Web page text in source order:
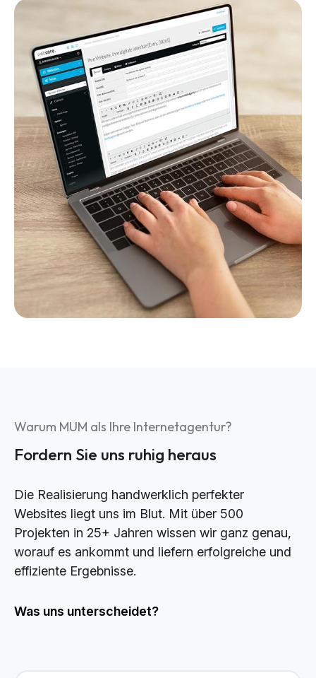
Warum MUM als Ihre Internetagentur?
Fordern Sie uns ruhig heraus
Die Realisierung handwerklich perfekter
Websites liegt uns im Blut. Mit über 500
Projekten in 25+ Jahren wissen wir ganz genau,
worauf es ankommt und liefern erfolgreiche und
effiziente Ergebnisse.
Was uns unterscheidet?